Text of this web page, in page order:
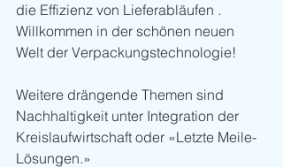
die Effizienz von Lieferabläufen .
Willkommen in der schönen neuen
Welt der Verpackungstechnologie!
Weitere drängende Themen sind
Nachhaltigkeit unter Integration der
Kreislaufwirtschaft oder «Letzte Meile-
Lösungen.»